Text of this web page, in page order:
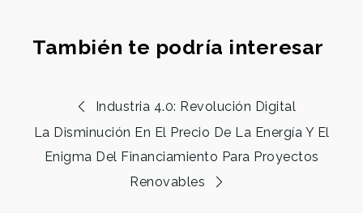
También te podría interesar
Industria 4.0: Revolución Digital
La Disminución En El Precio De La Energía Y El
Enigma Del Financiamiento Para Proyectos
Renovables